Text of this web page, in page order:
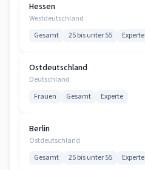
Hessen
Westdeutschland
Gesamt 25 bis unter 55 Experte
Ostdeutschland
Deutschland
Frauen Gesamt Experte
Berlin
Ostdeutschland
Gesamt 25 bis unter 55 Experte